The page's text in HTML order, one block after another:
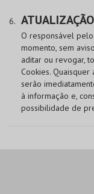
O responsável
momento, sem
aditar ou revogar,
Cookies.
serão
à informação e,
possibilidade de